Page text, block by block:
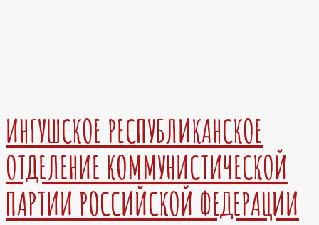
ИНГУШСКОЕ РЕСПУБЛИКАНСКОЕ
ОТДЕЛЕНИЕ КОММУНИСТИЧЕСКОЙ
ПАРТИИ РОССИЙСКОЙ ФЕДЕРАЦИИ